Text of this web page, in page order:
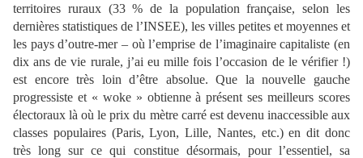
territoires ruraux (33 % de la population française, selon les
dernières statistiques de l’INSEE), les villes petites et moyennes et
les pays d’outre-mer – où l’emprise de l’imaginaire capitaliste (en
dix ans de vie rurale, j’ai eu mille fois l’occasion de le vérifier !)
est encore très loin d’être absolue. Que la nouvelle gauche
progressiste et « woke » obtienne à présent ses meilleurs scores
électoraux là où le prix du mètre carré est devenu inaccessible aux
classes populaires (Paris, Lyon, Lille, Nantes, etc.) en dit donc
très long sur ce qui constitue désormais, pour l’essentiel, sa